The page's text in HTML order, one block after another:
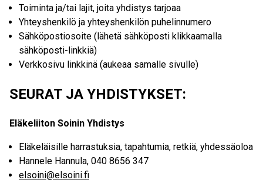
Toiminta ja/tai lajit, joita yhdistys tarjoaa
Yhteyshenkilö ja yhteyshenkilön puhelinnumero
Sähköpostiosoite (lähetä sähköposti klikkaamalla
sähköposti-linkkiä)
Verkkosivu linkkinä (aukeaa samalle sivulle)
SEURAT JA YHDISTYKSET:
Eläkeliiton Soinin Yhdistys
Eläkeläisille harrastuksia, tapahtumia, retkiä, yhdessäoloa
Hannele Hannula, 040 8656 347
elsoini@elsoini.fi